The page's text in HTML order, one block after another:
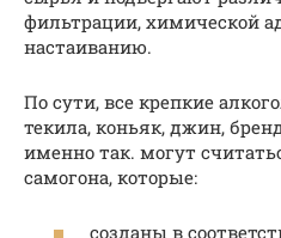
фильтрации, химической
настаиванию.
По сути, все крепкие
текила, коньяк, джин,
именно так. могут
самогона, которые:
созданы в